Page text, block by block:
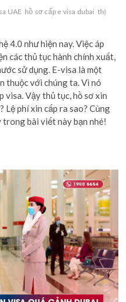
UAE hồ sơ cấp e visa dubai thị
4.0 như hiện nay. Việc áp
các thủ tục hành chính xuất,
sử dụng. E-visa là một
thuộc với chúng ta. Vì nó
visa. Vậy thủ tục, hồ sơ xin
Lệ phí xin cấp ra sao? Cùng
trong bài viết này bạn nhé!